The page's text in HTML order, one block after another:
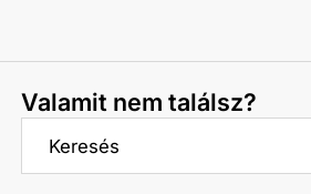
Valamit nem találsz?